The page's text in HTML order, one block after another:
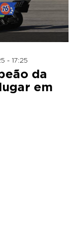
- 17:25
da
em